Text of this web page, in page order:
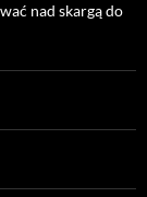
nad skargą do